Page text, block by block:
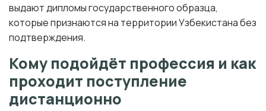
выдают дипломы государственного образца,
которые признаются на территории Узбекистана без
подтверждения.
Кому подойдёт профессия и как
проходит поступление
дистанционно